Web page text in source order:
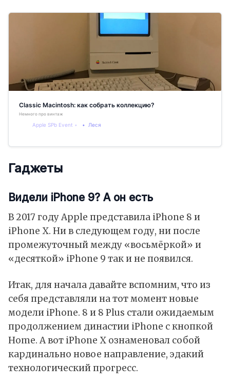
Classic Macintosh: как собрать коллекцию?
Немного про винтаж
Apple SPb Event Леся
Гаджеты
Видели iPhone 9? А он есть
В 2017 году Apple представила iPhone 8 и
iPhone X. Ни в следующем году, ни после
промежуточный между «восьмёркой» и
«десяткой» iPhone 9 так и не появился.
Итак, для начала давайте вспомним, что из
себя представляли на тот момент новые
модели iPhone. 8 и 8 Plus стали ожидаемым
продолжением династии iPhone с кнопкой
Home. А вот iPhone X ознаменовал собой
кардинально новое направление, эдакий
технологический прогресс.